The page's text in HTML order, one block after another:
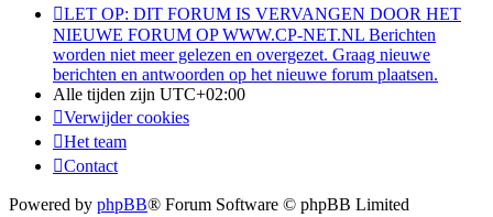
LET OP: DIT FORUM IS VERVANGEN DOOR HET
NIEUWE FORUM OP WWW.CP-NET.NL Berichten
worden niet meer gelezen en overgezet. Graag nieuwe
berichten en antwoorden op het nieuwe forum plaatsen.
Alle tijden zijn UTC+02:00
Verwijder cookies
Het team
Contact
Powered by phpBB® Forum Software © phpBB Limited